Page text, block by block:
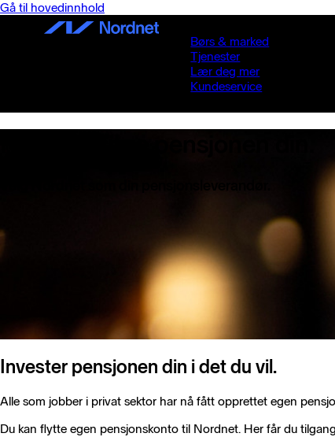
Gå til hovedinnhold
Børs & marked
Tjenester
Lær deg mer
Kundeservice
Invester pensjonen din i det du vil.
Alle som jobber i privat sektor har nå fått opprettet egen
Du kan flytte egen pensjonskonto til Nordnet. Her får du